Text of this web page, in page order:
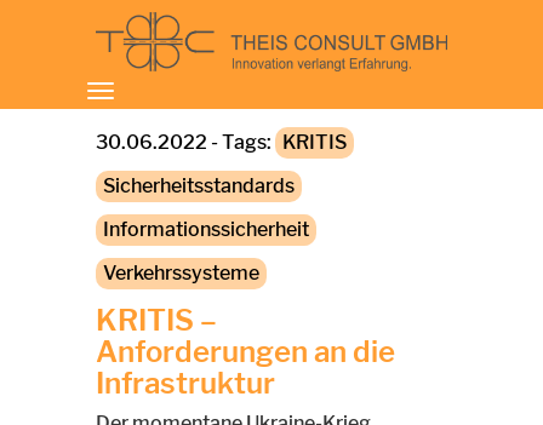
Toggle
navigation
30.06.2022 - Tags: KRITIS
Sicherheitsstandards
Informationssicherheit
Verkehrssysteme
KRITIS –
Anforderungen an die
Infrastruktur